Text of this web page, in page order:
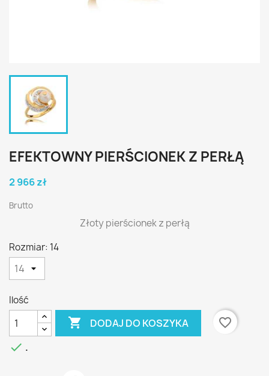
EFEKTOWNY PIERŚCIONEK Z PERŁĄ
2 966 zł
Brutto
Złoty pierścionek z perłą
Rozmiar: 14
Ilość
 DODAJ DO KOSZYKA
favorite_border
 .